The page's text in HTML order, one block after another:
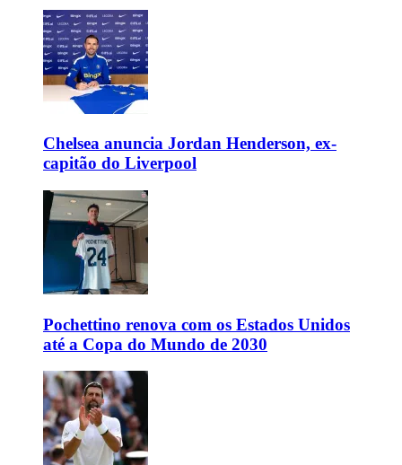
Chelsea anuncia Jordan Henderson, ex-
capitão do Liverpool
Pochettino renova com os Estados Unidos
até a Copa do Mundo de 2030